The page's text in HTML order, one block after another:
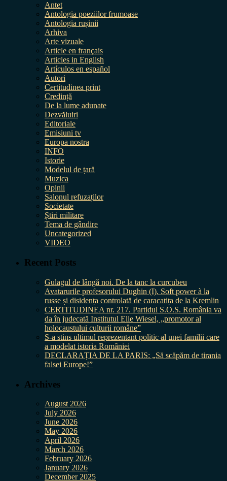
Antet
Antologia poeziilor frumoase
Antologia rușinii
Arhiva
Arte vizuale
Article en français
Articles in English
Artículos en español
Autori
Certitudinea print
Credință
De la lume adunate
Dezvăluiri
Editoriale
Emisiuni tv
Europa nostra
INFO
Istorie
Modelul de țară
Muzica
Opinii
Salonul refuzaților
Societate
Știri militare
Tema de gândire
Uncategorized
VIDEO
Recent Posts
Gulagul de lângă noi. De la tanc la curcubeu
Avatarurile profesorului Dughin (I). Soft power à la
russe și disidența controlată de caracatița de la Kremlin
CERTITUDINEA nr. 217. Partidul S.O.S. România va
da în judecată Institutul Elie Wiesel, „promotor al
holocaustului culturii române”
S-a stins ultimul reprezentant politic al unei familii care
a modelat istoria României
DECLARAȚIA DE LA PARIS: „Să scăpăm de tirania
falsei Europe!”
Archives
August 2026
July 2026
June 2026
May 2026
April 2026
March 2026
February 2026
January 2026
December 2025